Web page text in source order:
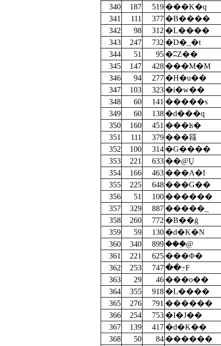
340
187 519 ���K�q
341
111 377 �B����
342
98 312 �L����
343
247 732 �D�_�t
344
51 95 �ʭZ��
345
147 428 ���M�M
346
94 277 �H�u��
347
103 323 �i�w��
348
60 141 �����s
349
60 138 �d���q
350
160 451 ���ʪ�
351
111 379 ���簶
352
100 314 �G����
353
221 633 ��@Ų
354
166 463 ���A�I
355
225 648 ���G��
356
51 100 ������
357
329 887 �����_
358
260 772 �B��ģ
359
59 130 �d�K�N
360
340 899 ���֪@
361
221 625 ���Φ�
362
253 747 ��߹F
363
29 46 ���o��
364
355 918 �L����
365
276 791 ������
366
254 753 �I�J��
367
139 417 �d�K��
368
50 84 ������